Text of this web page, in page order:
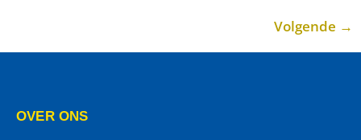
Volgende →
OVER ONS